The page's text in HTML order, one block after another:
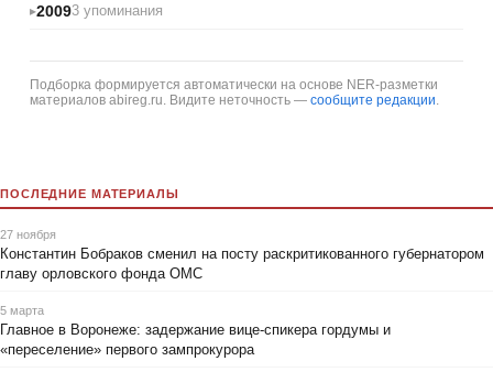
20093 упоминания
Подборка формируется автоматически на основе NER-разметки
материалов abireg.ru. Видите неточность — сообщите редакции
ПОСЛЕДНИЕ МАТЕРИАЛЫ
27 ноября
Константин Бобраков сменил на посту раскритикованного губернатором
главу орловского фонда ОМС
5 марта
Главное в Воронеже: задержание вице-спикера гордумы и
«переселение» первого зампрокурора